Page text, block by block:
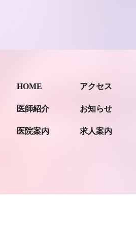
HOME
医師紹介
医院案内
アクセス
お知らせ
求人案内